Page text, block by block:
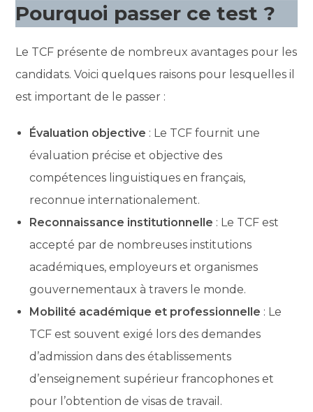
Pourquoi passer ce test ?
Le TCF présente de nombreux avantages pour les
candidats. Voici quelques raisons pour lesquelles il
est important de le passer :
Évaluation objective : Le TCF fournit une
évaluation précise et objective des
compétences linguistiques en français,
reconnue internationalement.
Reconnaissance institutionnelle : Le TCF est
accepté par de nombreuses institutions
académiques, employeurs et organismes
gouvernementaux à travers le monde.
Mobilité académique et professionnelle : Le
TCF est souvent exigé lors des demandes
d’admission dans des établissements
d’enseignement supérieur francophones et
pour l’obtention de visas de travail.